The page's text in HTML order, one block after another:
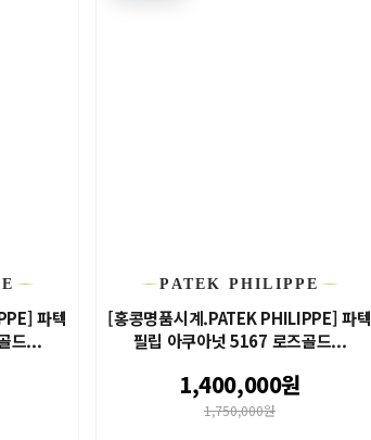
파텍
드...
PATEK PHILIPPE
[홍콩명품시계.PATEK PHILIPPE] 파텍
필립 아쿠아넛 5167 로즈골드...
1,400,000원
1,750,000원